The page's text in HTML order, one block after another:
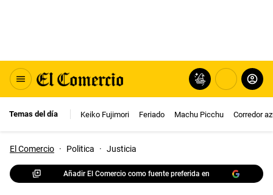
Temas del día Keiko Fujimori Feriado Machu Picchu Corredor
El Comercio · Politica · Justicia
Añadir El Comercio como fuente preferida en